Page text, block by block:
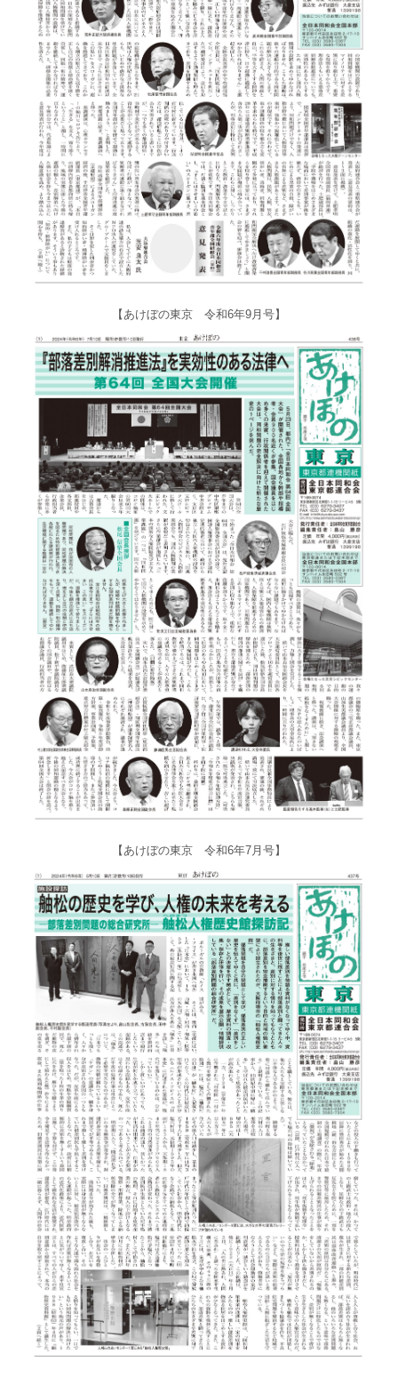
【あけぼの東京 令和6年9月号】
【あけぼの東京 令和6年7月号】